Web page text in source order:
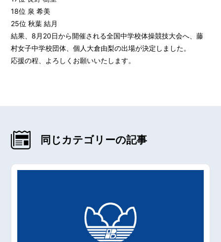
18位 泉 希美
25位 秋葉 結月
結果、8月20日から開催される全国中学校体操競技大会へ、藤
村女子中学校団体、個人大倉由梨の出場が決定しました。
応援の程、よろしくお願いいたします。
同じカテゴリーの記事